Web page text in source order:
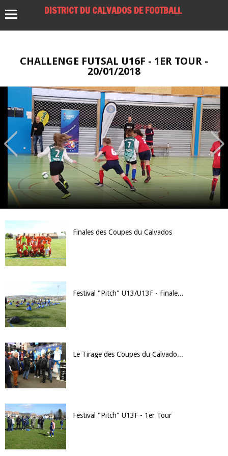
DISTRICT DU CALVADOS DE FOOTBALL
CHALLENGE FUTSAL U16F - 1ER TOUR -
20/01/2018
Finales des Coupes du Calvados
Festival "Pitch" U13/U13F - Finale Départementale
Le Tirage des Coupes du Calvados chez InterSport
Festival "Pitch" U13F - 1er Tour